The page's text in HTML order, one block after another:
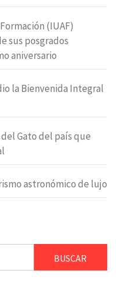
(IUAF)
sus posgrados
aniversario
la Bienvenida Integral
Gato del país que
astronómico de lujo